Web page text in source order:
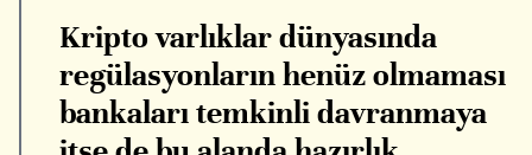
Kripto varlıklar dünyasında
regülasyonların henüz olmaması
bankaları temkinli davranmaya